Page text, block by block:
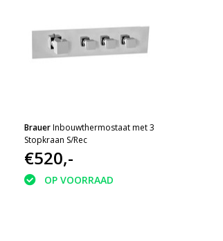
BrauerInbouwthermostaat met 3
Stopkraan S/Rec
€520,-
OP VOORRAAD